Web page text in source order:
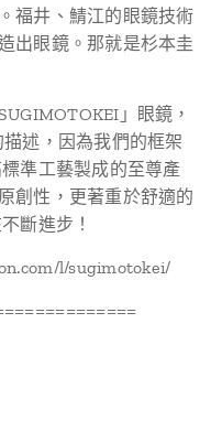
福井、鯖江的眼鏡技術
出眼鏡。那就是杉本圭
」眼鏡，
述，因為我們的框架
準工藝製成的至尊產
創性，更著重於舒適的
斷進步！
l/sugimotokei/